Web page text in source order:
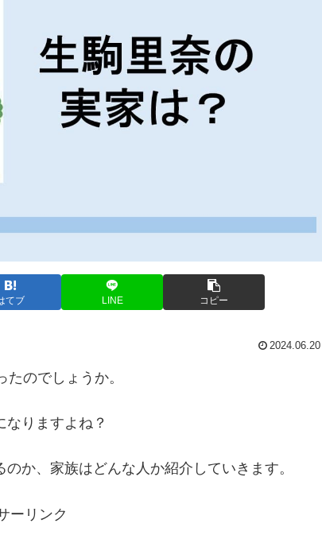
てブ LINE コピー
2024.06.20
のでしょうか。
りますよね？
か、家族はどんな人か紹介していきます。
ーリンク